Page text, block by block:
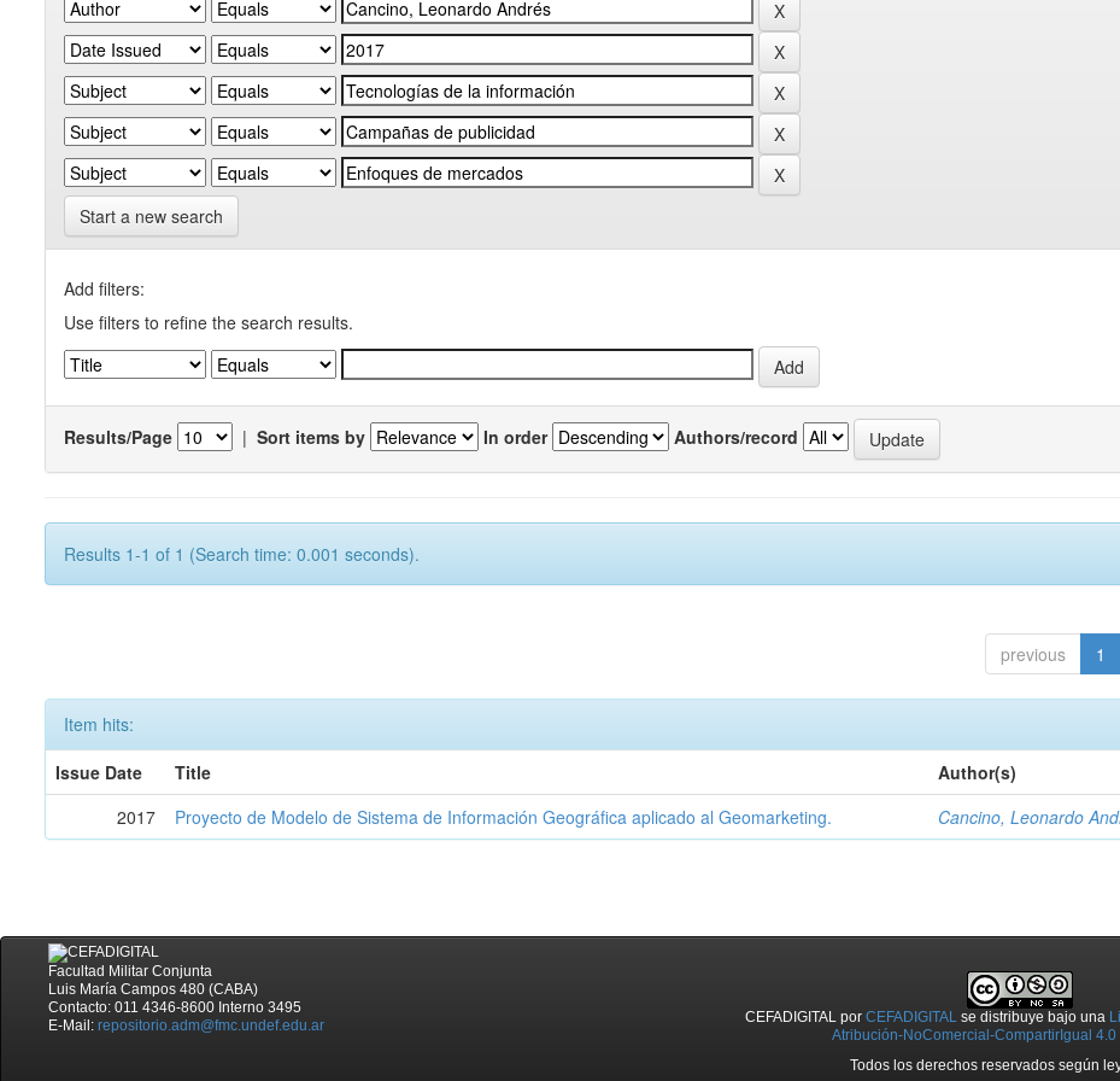
Start a new search
Add filters:
Use filters to refine the search results.
Results/Page | Sort items by In order Authors/record
Results 1-1 of 1 (Search time: 0.001 seconds).
previous 1
Item hits:
Issue Date
Title
Author(s)
2017
Proyecto de Modelo de Sistema de Información Geográfica aplicado al Geomarketing. Cancino, Leonardo
Facultad Militar Conjunta
Luis María Campos 480 (CABA)
Contacto: 011 4346-8600 Interno 3495
E-Mail: repositorio.adm@fmc.undef.edu.ar CEFADIGITAL porCEFADIGITAL se distribuye bajo una
Atribución-NoComercial-CompartirIgual 4.0
Todos los derechos reservados según